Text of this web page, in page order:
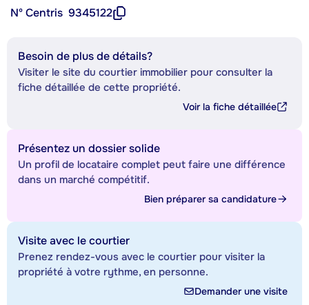
Nº Centris 9345122
Besoin de plus de détails?
Visiter le site du courtier immobilier pour consulter la
fiche détaillée de cette propriété.
Voir la fiche détaillée
Présentez un dossier solide
Un profil de locataire complet peut faire une différence
dans un marché compétitif.
Bien préparer sa candidature
Visite avec le courtier
Prenez rendez-vous avec le courtier pour visiter la
propriété à votre rythme, en personne.
Demander une visite